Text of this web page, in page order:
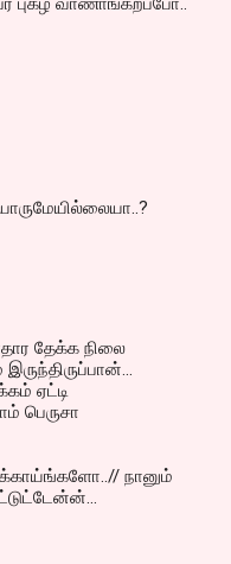
தேக்க நிலை
ஏட்டி
பெருசா
நானும்